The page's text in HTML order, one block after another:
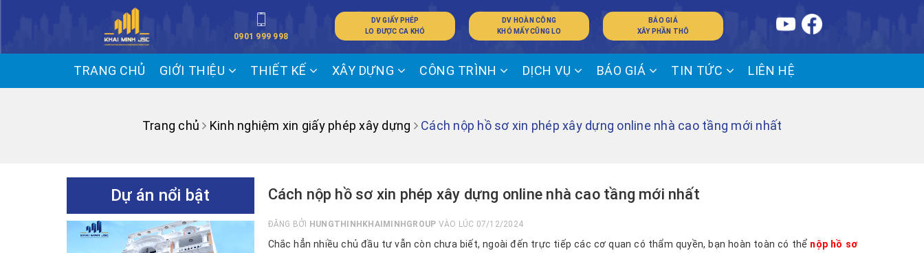
0901 999 998
DV GIẤY PHÉP
LO ĐƯỢC CA KHÓ
DV HOÀN CÔNG
KHÓ MẤY CŨNG LO
BÁO GIÁ
XÂY PHẦN THÔ
TRANG CHỦ GIỚI THIỆU THIẾT KẾ XÂY DỰNG CÔNG TRÌNH DỊCH VỤ BÁO GIÁ TIN TỨC LIÊN HỆ
Trang chủ Kinh nghiệm xin giấy phép xây dựng Cách nộp hồ sơ xin phép xây dựng online nhà cao tầng mới nhất
Cách nộp hồ sơ xin phép xây dựng online nhà cao tầng mới nhất
ĐĂNG BỞI HUNGTHINHKHAIMINHGROUP VÀO LÚC 07/12/2024
Chắc hẳn nhiều chủ đầu tư vẫn còn chưa biết, ngoài đến trực tiếp các cơ quan có thẩm quyền, bạn hoàn toàn có thể nộp hồ sơ
Dự án nổi bật